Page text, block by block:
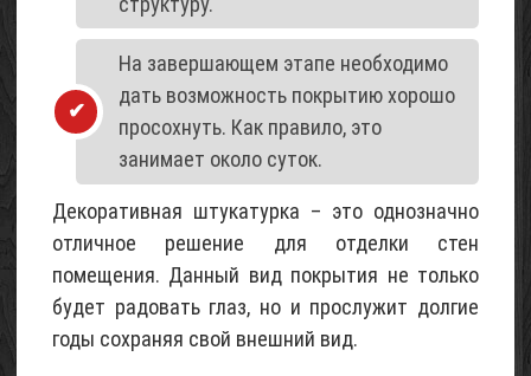
На завершающем этапе необходимо
дать возможность покрытию хорошо
просохнуть. Как правило, это
занимает около суток.
Декоративная штукатурка – это однозначно
отличное решение для отделки стен
помещения. Данный вид покрытия не только
будет радовать глаз, но и прослужит долгие
годы сохраняя свой внешний вид.